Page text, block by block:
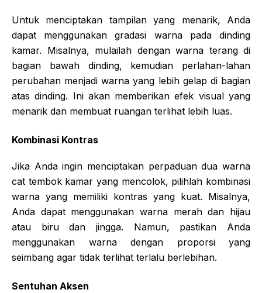
Untuk menciptakan tampilan yang menarik, Anda
dapat menggunakan gradasi warna pada dinding
kamar. Misalnya, mulailah dengan warna terang di
bagian bawah dinding, kemudian perlahan-lahan
perubahan menjadi warna yang lebih gelap di bagian
atas dinding. Ini akan memberikan efek visual yang
menarik dan membuat ruangan terlihat lebih luas.
Kombinasi Kontras
Jika Anda ingin menciptakan perpaduan dua warna
cat tembok kamar yang mencolok, pilihlah kombinasi
warna yang memiliki kontras yang kuat. Misalnya,
Anda dapat menggunakan warna merah dan hijau
atau biru dan jingga. Namun, pastikan Anda
menggunakan warna dengan proporsi yang
seimbang agar tidak terlihat terlalu berlebihan.
Sentuhan Aksen